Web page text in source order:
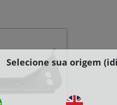
Selecione sua origem